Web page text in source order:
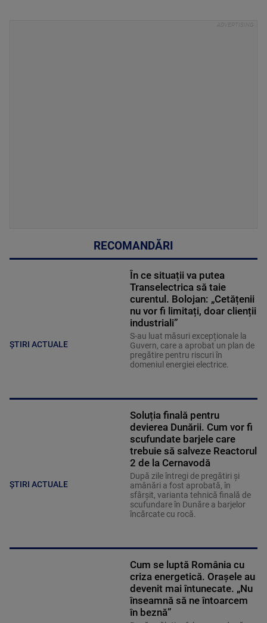
RECOMANDĂRI
ȘTIRI ACTUALE
În ce situații va putea
Transelectrica să taie
curentul. Bolojan: „Cetățenii
nu vor fi limitați, doar clienții
industriali”
S-au luat măsuri excepționale la
Guvern, care a aprobat un plan de
pregătire pentru riscuri în
domeniul energiei electrice.
ȘTIRI ACTUALE
Soluția finală pentru
devierea Dunării. Cum vor fi
scufundate barjele care
trebuie să salveze Reactorul
2 de la Cernavodă
După zile întregi de pregătiri și
amânări a fost aprobată, în
sfârșit, varianta tehnică finală de
scufundare în Dunăre a barjelor
încărcate cu rocă.
Cum se luptă România cu
criza energetică. Orașele au
devenit mai întunecate. „Nu
înseamnă să ne întoarcem
în beznă”